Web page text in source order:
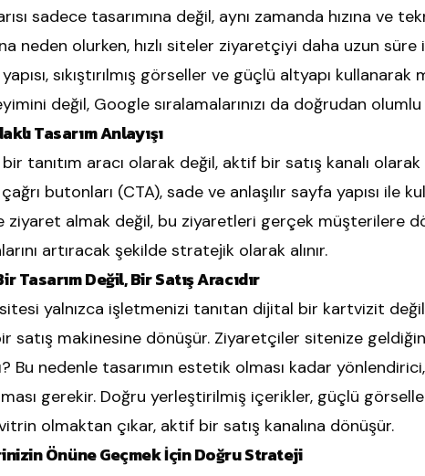
sadece tasarımına değil, aynı zamanda hızına ve
neden olurken, hızlı siteler ziyaretçiyi daha uzun
sıkıştırılmış görseller ve güçlü altyapı kullanarak
değil, Google sıralamalarınızı da doğrudan
Tasarım Anlayışı
tanıtım aracı olarak değil, aktif bir satış kanalı
butonları (CTA), sade ve anlaşılır sayfa yapısı ile
ziyaret almak değil, bu ziyaretleri gerçek müşterilere
artıracak şekilde stratejik olarak alınır.
Tasarım Değil, Bir Satış Aracıdır
yalnızca işletmenizi tanıtan dijital bir kartvizit
satış makinesine dönüşür. Ziyaretçiler sitenize
Bu nedenle tasarımın estetik olması kadar
gerekir. Doğru yerleştirilmiş içerikler, güçlü
olmaktan çıkar, aktif bir satış kanalına dönüşür.
Önüne Geçmek İçin Doğru Strateji